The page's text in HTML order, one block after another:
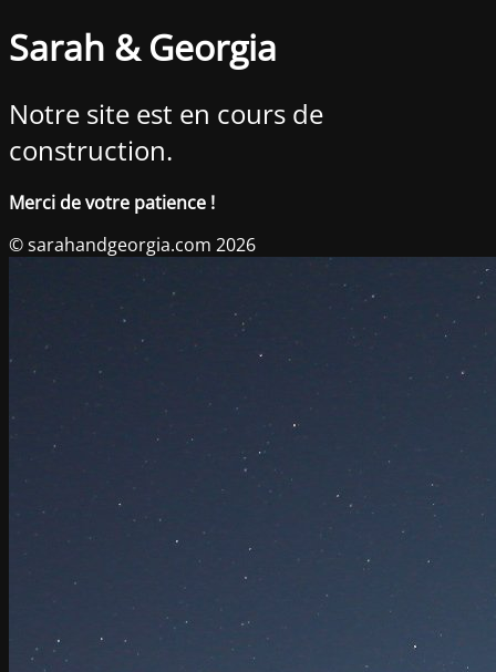
Sarah & Georgia
Notre site est en cours de
construction.
Merci de votre patience !
© sarahandgeorgia.com 2026